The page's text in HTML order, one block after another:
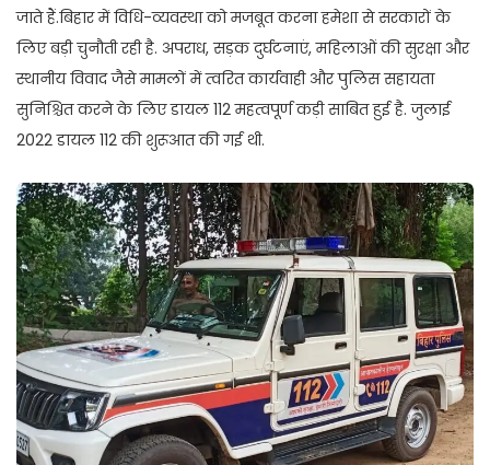
जाते हैं.बिहार में विधि-व्यवस्था को मजबूत करना हमेशा से सरकारों के
लिए बड़ी चुनौती रही है. अपराध, सड़क दुर्घटनाएं, महिलाओं की सुरक्षा और
स्थानीय विवाद जैसे मामलों में त्वरित कार्यवाही और पुलिस सहायता
सुनिश्चित करने के लिए डायल 112 महत्वपूर्ण कड़ी साबित हुई है. जुलाई
2022 डायल 112 की शुरूआत की गई थी.